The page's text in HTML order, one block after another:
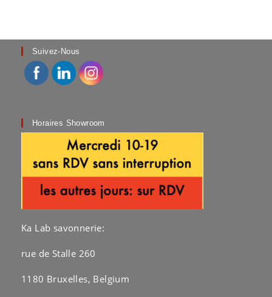
Suivez-Nous
Horaires Showroom
Ka Lab savonnerie:
rue de Stalle 260
1180 Bruxelles, Belgium